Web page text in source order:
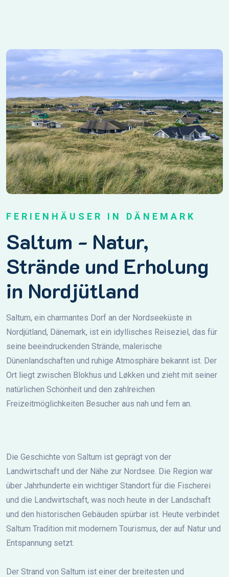
FERIENHÄUSER IN DÄNEMARK
Saltum - Natur,
Strände und Erholung
in Nordjütland
Saltum, ein charmantes Dorf an der Nordseeküste in
Nordjütland, Dänemark, ist ein idyllisches Reiseziel, das für
seine beeindruckenden Strände, malerische
Dünenlandschaften und ruhige Atmosphäre bekannt ist. Der
Ort liegt zwischen Blokhus und Løkken und zieht mit seiner
natürlichen Schönheit und den zahlreichen
Freizeitmöglichkeiten Besucher aus nah und fern an.
Die Geschichte von Saltum ist geprägt von der
Landwirtschaft und der Nähe zur Nordsee. Die Region war
über Jahrhunderte ein wichtiger Standort für die Fischerei
und die Landwirtschaft, was noch heute in der Landschaft
und den historischen Gebäuden spürbar ist. Heute verbindet
Saltum Tradition mit modernem Tourismus, der auf Natur und
Entspannung setzt.
Der Strand von Saltum ist einer der breitesten und